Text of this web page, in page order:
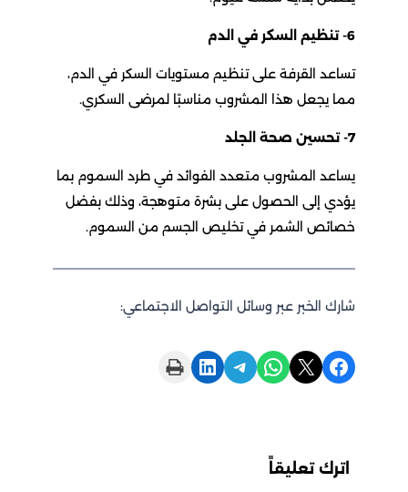
6- تنظيم السكر في الدم
تساعد القرفة على تنظيم مستويات السكر في الدم،
مما يجعل هذا المشروب مناسبًا لمرضى السكري.
7- تحسين صحة الجلد
يساعد المشروب متعدد الفوائد في طرد السموم بما
يؤدي إلى الحصول على بشرة متوهجة، وذلك بفضل
خصائص الشمر في تخليص الجسم من السموم.
شارك الخبر عبر وسائل التواصل الاجتماعي:
Share on Facebook
Share on X
Share on WhatsApp
Share on Telegram
Share on LinkedIn
Print this Page
اترك تعليقاً